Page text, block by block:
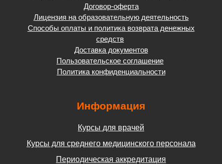
Договор-оферта
Лицензия на образовательную деятельность
Способы оплаты и политика возврата денежных
средств
Доставка документов
Пользовательское соглашение
Политика конфиденциальности
Информация
Курсы для врачей
Курсы для среднего медицинского персонала
Периодическая аккредитация